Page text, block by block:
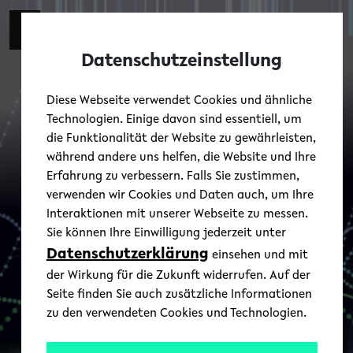
Skip to main content
Datenschutzeinstellung
Diese Webseite verwendet Cookies und ähnliche
Technologien. Einige davon sind essentiell, um
die Funktionalität der Website zu gewährleisten,
während andere uns helfen, die Website und Ihre
Erfahrung zu verbessern. Falls Sie zustimmen,
verwenden wir Cookies und Daten auch, um Ihre
Interaktionen mit unserer Webseite zu messen.
Sie können Ihre Einwilligung jederzeit unter
Datenschutzerklärung einsehen und mit
der Wirkung für die Zukunft widerrufen. Auf der
Seite finden Sie auch zusätzliche Informationen
zu den verwendeten Cookies und Technologien.